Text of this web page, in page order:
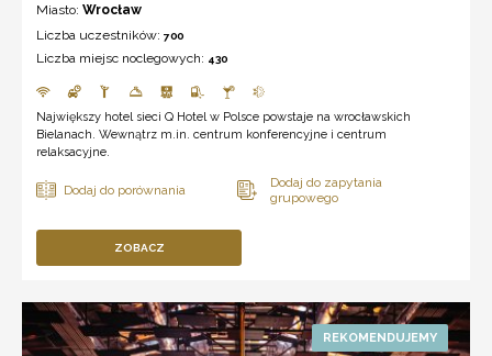
Miasto: Wrocław
Liczba uczestników: 700
Liczba miejsc noclegowych: 430
Największy hotel sieci Q Hotel w Polsce powstaje na wrocławskich
Bielanach. Wewnątrz m.in. centrum konferencyjne i centrum
relaksacyjne.
ZOBACZ